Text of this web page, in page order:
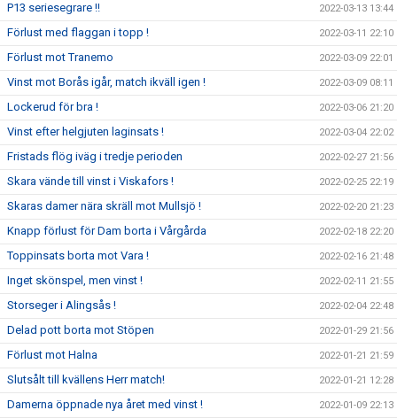
P13 seriesegrare !! 2022-03-13 13:44
Förlust med flaggan i topp ! 2022-03-11 22:10
Förlust mot Tranemo 2022-03-09 22:01
Vinst mot Borås igår, match ikväll igen ! 2022-03-09 08:11
Lockerud för bra ! 2022-03-06 21:20
Vinst efter helgjuten laginsats ! 2022-03-04 22:02
Fristads flög iväg i tredje perioden 2022-02-27 21:56
Skara vände till vinst i Viskafors ! 2022-02-25 22:19
Skaras damer nära skräll mot Mullsjö ! 2022-02-20 21:23
Knapp förlust för Dam borta i Vårgårda 2022-02-18 22:20
Toppinsats borta mot Vara ! 2022-02-16 21:48
Inget skönspel, men vinst ! 2022-02-11 21:55
Storseger i Alingsås ! 2022-02-04 22:48
Delad pott borta mot Stöpen 2022-01-29 21:56
Förlust mot Halna 2022-01-21 21:59
Slutsålt till kvällens Herr match! 2022-01-21 12:28
Damerna öppnade nya året med vinst ! 2022-01-09 22:13